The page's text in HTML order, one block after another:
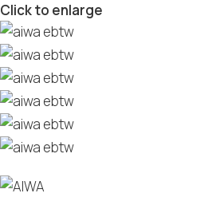
Click to enlarge